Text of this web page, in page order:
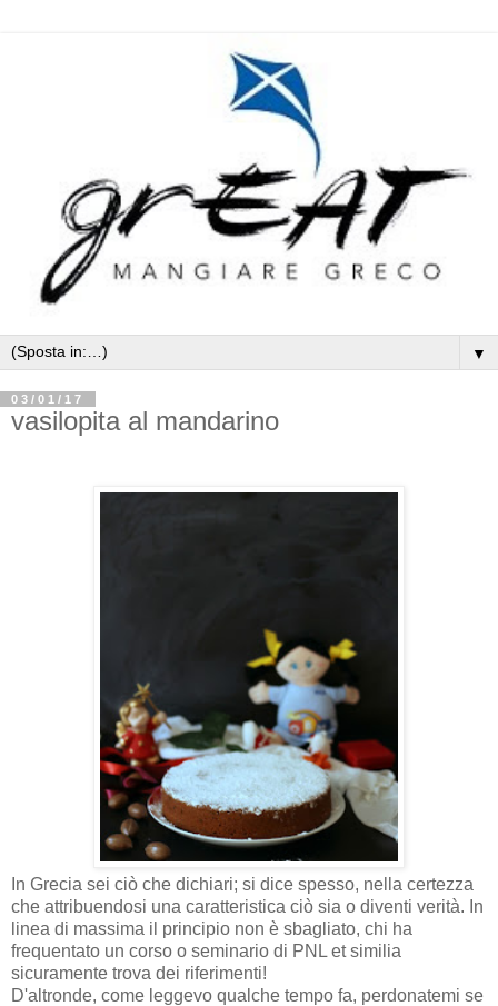
▼
03/01/17
vasilopita al mandarino
In Grecia sei ciò che dichiari; si dice spesso, nella certezza
che attribuendosi una caratteristica ciò sia o diventi verità. In
linea di massima il principio non è sbagliato, chi ha
frequentato un corso o seminario di PNL et similia
sicuramente trova dei riferimenti!
D'altronde, come leggevo qualche tempo fa, perdonatemi se